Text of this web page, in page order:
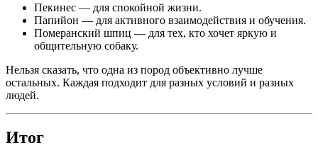
Пекинес — для спокойной жизни.
Папийон — для активного взаимодействия и обучения.
Померанский шпиц — для тех, кто хочет яркую и
общительную собаку.
Нельзя сказать, что одна из пород объективно лучше
остальных. Каждая подходит для разных условий и разных
людей.
Итог